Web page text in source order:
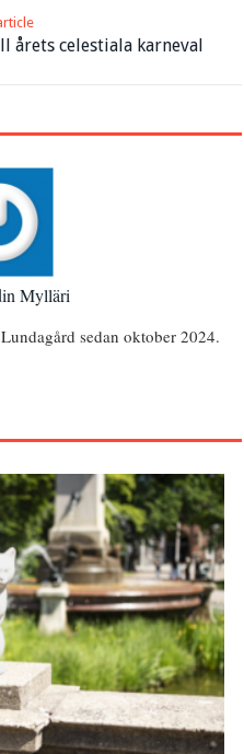
årets celestiala karneval
Mylläri
sedan oktober 2024.